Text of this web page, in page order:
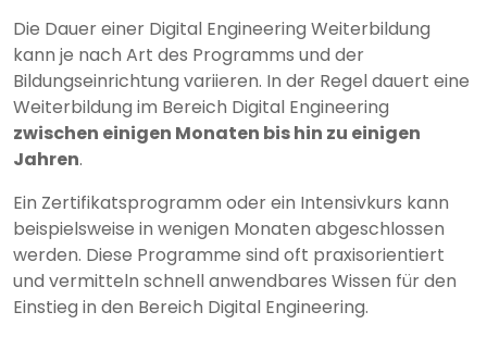
Die Dauer einer Digital Engineering Weiterbildung
kann je nach Art des Programms und der
Bildungseinrichtung variieren. In der Regel dauert eine
Weiterbildung im Bereich Digital Engineering
zwischen einigen Monaten bis hin zu einigen
Jahren.
Ein Zertifikatsprogramm oder ein Intensivkurs kann
beispielsweise in wenigen Monaten abgeschlossen
werden. Diese Programme sind oft praxisorientiert
und vermitteln schnell anwendbares Wissen für den
Einstieg in den Bereich Digital Engineering.